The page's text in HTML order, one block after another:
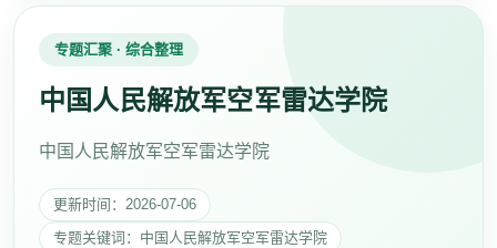
专题汇聚 · 综合整理
中国人民解放军空军雷达学院
中国人民解放军空军雷达学院
更新时间：2026-07-06
专题关键词：中国人民解放军空军雷达学院